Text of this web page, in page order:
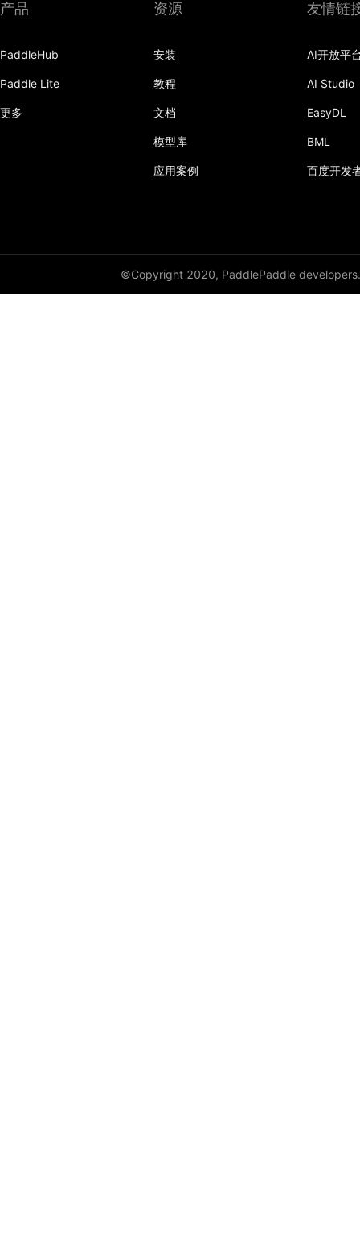
产品
PaddleHub
Paddle Lite
更多
资源
安装
教程
文档
模型库
应用案例
友情链
AI开放平
AI Studio
EasyDL
BML
百度开发
©Copyright 2020, PaddlePaddle developers.